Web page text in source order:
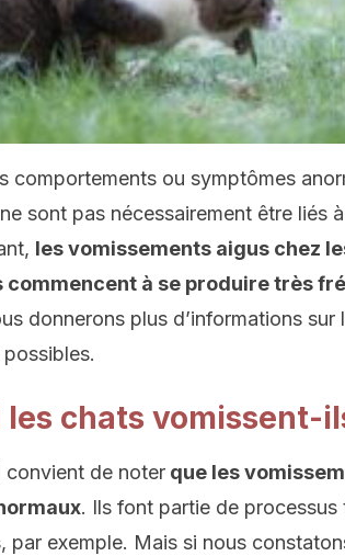
comportements ou symptômes
sont pas nécessairement être liés
les vomissements aigus chez
commencent à se produire très
donnerons plus d’informations
les chats vomissent-
convient de noter que les
. Ils font partie de processus
par exemple. Mais si nous